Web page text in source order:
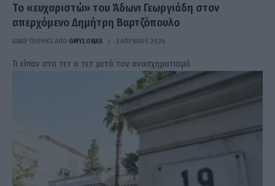
Το «ευχαριστώ» του Άδωνι Γεωργιάδη στον
απερχόμενο Δημήτρη Βαρτζόπουλο
ΑΝΑΡΤΗΘΗΚΕ ΑΠΟ GMYLONAS 3 ΑΠΡΙΛΊΟΥ 2026
Τι είπαν στο τετ α τετ μετά τον ανασχηματισμό